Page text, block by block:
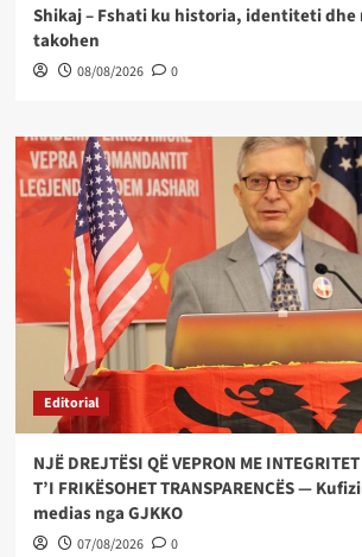
Shikaj – Fshati ku historia, identiteti
takohen
08/08/2026 0
Editorial
NJË DREJTËSI QË VEPRON ME
T’I FRIKËSOHET TRANSPARENCËS —
medias nga GJKKO
07/08/2026 0